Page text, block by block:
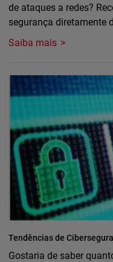
de ataques a redes?
segurança diretamente
Saiba mais
Tendências de
Gostaria de saber